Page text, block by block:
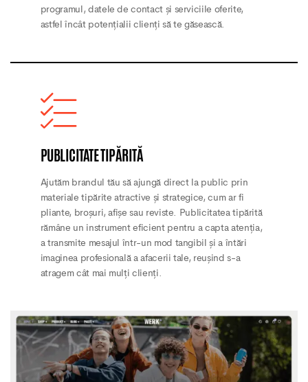
programul, datele de contact și serviciile oferite,
astfel încât potențialii clienți să te găsească.
PUBLICITATE TIPĂRITĂ
Ajutăm brandul tău să ajungă direct la public prin
materiale tipărite atractive și strategice, cum ar fi
pliante, broșuri, afișe sau reviste. Publicitatea tipărită
rămâne un instrument eficient pentru a capta atenția,
a transmite mesajul într-un mod tangibil și a întări
imaginea profesională a afacerii tale, reușind s-a
atragem cât mai mulți clienți.